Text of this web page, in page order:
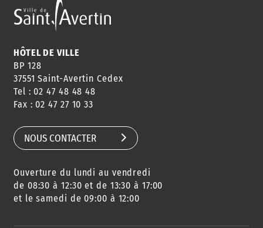
ANNUAIRE
HORAIRES
CONSEILS
DE QUARTIER
AGENDA
DES SORTIES
URBANISME
HÔTEL DE VILLE
BP 128
37551 Saint-Avertin Cedex
Tel : 02 47 48 48 48
Fax : 02 47 27 10 33
NOUS CONTACTER
Ouverture du lundi au vendredi
de 08:30 à 12:30 et de 13:30 à 17:00
et le samedi de 09:00 à 12:00